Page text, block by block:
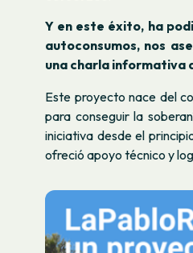
Y en este éxito, ha
autoconsumos, nos
una charla informativa
Este proyecto nace del
para conseguir la
iniciativa desde el
ofreció apoyo técnico y